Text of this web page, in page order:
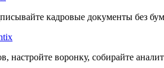
кадровые документы без
настройте воронку, собирайте